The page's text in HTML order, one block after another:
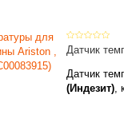
Датчик
Датчик
(Индезит),